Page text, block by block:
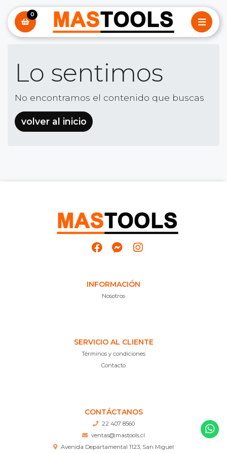
0
Lo sentimos
No encontramos el contenido que buscas
volver al inicio
INFORMACIÓN
Nosotros
SERVICIO AL CLIENTE
Términos y condiciones
Contacto
CONTÁCTANOS
22 407 8560
ventas@mastools.cl
Avenida Departamental 1123, San Miguel